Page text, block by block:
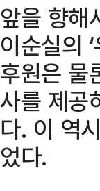
앞을 향해
이순실의
후원은 물
사를 제공
다. 이 역
었다.